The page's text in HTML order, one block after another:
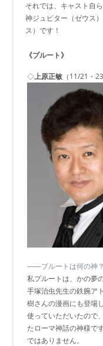
それでは、キャスト自
神ジュピター（ゼウス
ス）です！
《プルート》
◇上原正敏 （11/21・
――プルートは何の神？
私プルートは、かの夢
手塚治虫先生の鉄腕ア
樹さんの漫画にも登場
使っていただいたので
たローマ神話の神様で
ではありません。